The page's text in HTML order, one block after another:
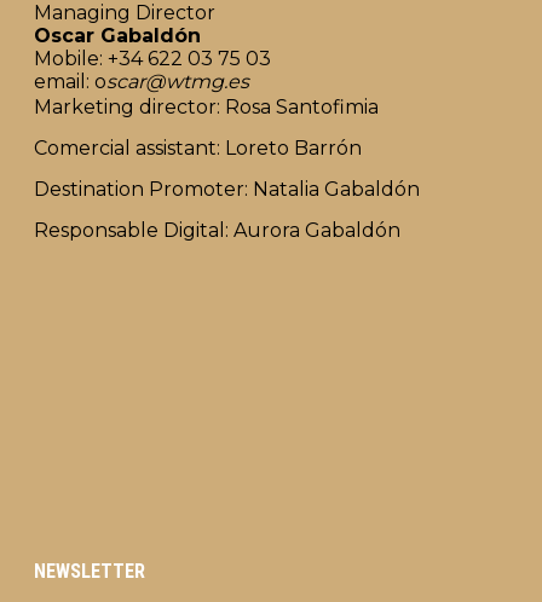
Managing Director
Oscar Gabaldón
Mobile: +34 622 03 75 03
email: oscar@wtmg.es
Marketing director: Rosa Santofimia
Comercial assistant: Loreto Barrón
Destination Promoter: Natalia Gabaldón
Responsable Digital: Aurora Gabaldón
NEWSLETTER